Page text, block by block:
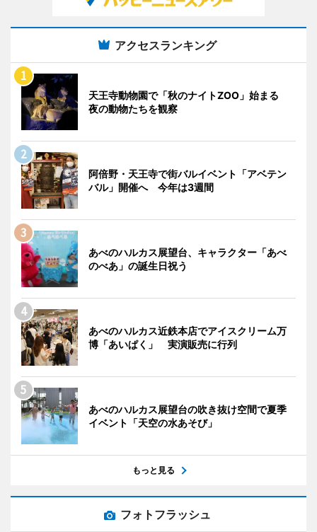
アクセスランキング
天王寺動物園で「秋のナイトZOO」始まる
夜の動物たちを観察
阿倍野・天王寺で街バルイベント「アベテン
バル」開催へ 今年は3週間
あべのハルカス展望台、キャラクター「あべ
のべあ」の誕生日祝う
あべのハルカス近鉄本店でアイスクリーム万
博「あいぱく」 実演販売に行列
あべのハルカス展望台の吹き抜け空間で夏季
イベント「天空の水あそび」
もっと見る
フォトフラッシュ